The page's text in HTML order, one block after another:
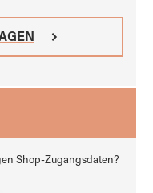
Shop-Zugangsdaten?